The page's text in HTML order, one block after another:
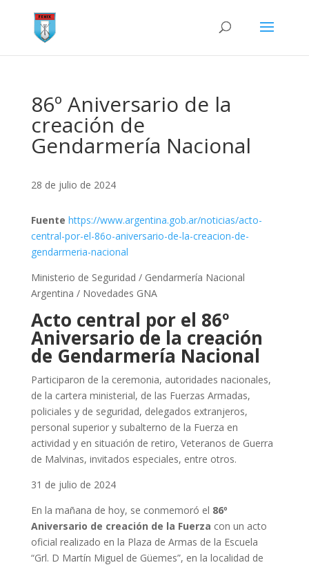
86º Aniversario de la
creación de
Gendarmería Nacional
28 de julio de 2024
Fuente https://www.argentina.gob.ar/noticias/acto-
central-por-el-86o-aniversario-de-la-creacion-de-
gendarmeria-nacional
Ministerio de Seguridad / Gendarmería Nacional
Argentina / Novedades GNA
Acto central por el 86º
Aniversario de la creación
de Gendarmería Nacional
Participaron de la ceremonia, autoridades nacionales,
de la cartera ministerial, de las Fuerzas Armadas,
policiales y de seguridad, delegados extranjeros,
personal superior y subalterno de la Fuerza en
actividad y en situación de retiro, Veteranos de Guerra
de Malvinas, invitados especiales, entre otros.
31 de julio de 2024
En la mañana de hoy, se conmemoró el 86º
Aniversario de creación de la Fuerza con un acto
oficial realizado en la Plaza de Armas de la Escuela
“Grl. D Martín Miguel de Güemes”, en la localidad de